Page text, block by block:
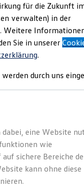
Leasing
Coupé.
für die Zukunft
verwalten) in der
Weitere
Sie in unserer
.
durch uns
eine Website
wie
sichere Bereiche
kann ohne diese